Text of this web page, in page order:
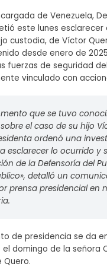
de Venezuela,
este lunes esclarecer
custodia, de Víctor
desde enero de
fuerzas de seguridad
vinculado con
que se tuvo
el caso de su hijo
ordenó una
esclarecer lo ocurrido y
de la Defensoría del
detalló un
prensa presidencial en
de presidencia se da
domingo de la señora
Quero.